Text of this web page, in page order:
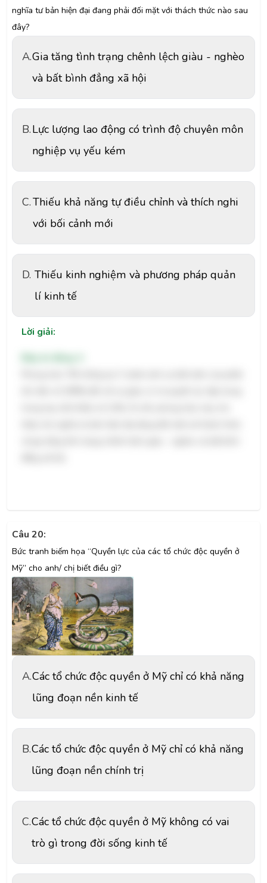
nghĩa tư bản hiện đại đang phải đối mặt với thách thức nào sau
đây?
A.Gia tăng tình trạng chênh lệch giàu - nghèo
và bất bình đẳng xã hội
B.Lực lượng lao động có trình độ chuyên môn
nghiệp vụ yếu kém
C.Thiếu khả năng tự điều chỉnh và thích nghi
với bối cảnh mới
D. Thiếu kinh nghiệm và phương pháp quản
lí kinh tế
Lời giải:
Câu 20:
Bức tranh biếm họa “Quyền lực của các tổ chức độc quyền ở
Mỹ” cho anh/ chị biết điều gì?
A.Các tổ chức độc quyền ở Mỹ chỉ có khả năng
lũng đoạn nền kinh tế
B.Các tổ chức độc quyền ở Mỹ chỉ có khả năng
lũng đoạn nền chính trị
C.Các tổ chức độc quyền ở Mỹ không có vai
trò gì trong đời sống kinh tế